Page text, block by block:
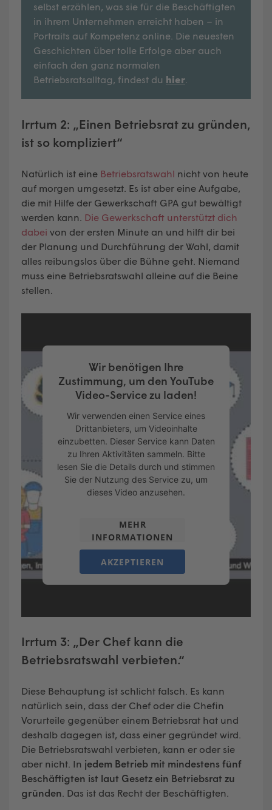
selbst erzählen, was sie für die Beschäftigten
in ihrem Unternehmen erreicht haben – in
Portraits auf Kompetenz online. Die neuesten
Geschichten über tolle Erfolge aber auch
einfach den ganz normalen
Betriebsratsalltag, findest du hier
Irrtum 2: „Einen Betriebsrat zu gründen,
ist so kompliziert“
Natürlich ist eine Betriebsratswahl nicht von heute
auf morgen umgesetzt. Es ist aber eine Aufgabe,
die mit Hilfe der Gewerkschaft GPA gut bewältigt
werden kann. Die Gewerkschaft unterstützt dich
dabei von der ersten Minute an und hilft dir bei
der Planung und Durchführung der Wahl, damit
alles reibungslos über die Bühne geht. Niemand
muss eine Betriebsratswahl alleine auf die Beine
stellen.
Wir benötigen Ihre
Zustimmung, um den YouTube
Video-Service zu laden!
Wir verwenden einen Service eines
Drittanbieters, um Videoinhalte
einzubetten. Dieser Service kann Daten
zu Ihren Aktivitäten sammeln. Bitte
lesen Sie die Details durch und stimmen
Sie der Nutzung des Service zu, um
dieses Video anzusehen.
MEHR
INFORMATIONEN
AKZEPTIEREN
Irrtum 3: „Der Chef kann die
Betriebsratswahl verbieten.“
Diese Behauptung ist schlicht falsch. Es kann
natürlich sein, dass der Chef oder die Chefin
Vorurteile gegenüber einem Betriebsrat hat und
deshalb dagegen ist, dass einer gegründet wird.
Die Betriebsratswahl verbieten, kann er oder sie
aber nicht. In jedem Betrieb mit mindestens fünf
Beschäftigten ist laut Gesetz ein Betriebsrat zu
gründen . Das ist das Recht der Beschäftigten.